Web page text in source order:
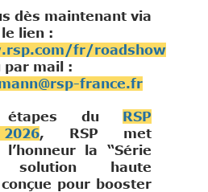
dès maintenant via
le lien :
fr/roadshow
par mail :
france.fr
étapes du RSP
, RSP met
la “Série
haute
pour booster